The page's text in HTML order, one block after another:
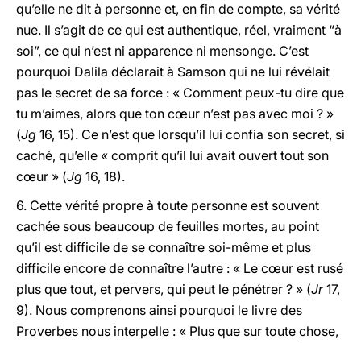
qu’elle ne dit à personne et, en fin de compte, sa vérité
nue. Il s’agit de ce qui est authentique, réel, vraiment “à
soi”, ce qui n’est ni apparence ni mensonge. C’est
pourquoi Dalila déclarait à Samson qui ne lui révélait
pas le secret de sa force : « Comment peux-tu dire que
tu m’aimes, alors que ton cœur n’est pas avec moi ? »
(Jg 16, 15). Ce n’est que lorsqu’il lui confia son secret, si
caché, qu’elle « comprit qu’il lui avait ouvert tout son
cœur » (Jg 16, 18).
6. Cette vérité propre à toute personne est souvent
cachée sous beaucoup de feuilles mortes, au point
qu’il est difficile de se connaître soi-même et plus
difficile encore de connaître l’autre : « Le cœur est rusé
plus que tout, et pervers, qui peut le pénétrer ? » (Jr17,
9). Nous comprenons ainsi pourquoi le livre des
Proverbes nous interpelle : « Plus que sur toute chose,